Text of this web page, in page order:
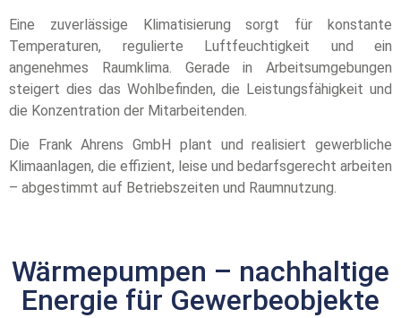
Eine zuverlässige Klimatisierung sorgt für konstante
Temperaturen, regulierte Luftfeuchtigkeit und ein
angenehmes Raumklima. Gerade in Arbeitsumgebungen
steigert dies das Wohlbefinden, die Leistungsfähigkeit und
die Konzentration der Mitarbeitenden.
Die Frank Ahrens GmbH plant und realisiert gewerbliche
Klimaanlagen, die effizient, leise und bedarfsgerecht arbeiten
– abgestimmt auf Betriebszeiten und Raumnutzung.
Wärmepumpen – nachhaltige
Energie für Gewerbeobjekte